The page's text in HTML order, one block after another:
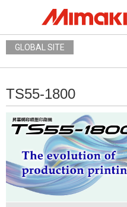
GLOBAL SITE
TS55-1800